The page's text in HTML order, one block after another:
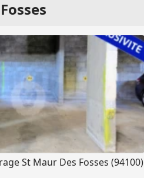
St Maur Des Fosses (94100)